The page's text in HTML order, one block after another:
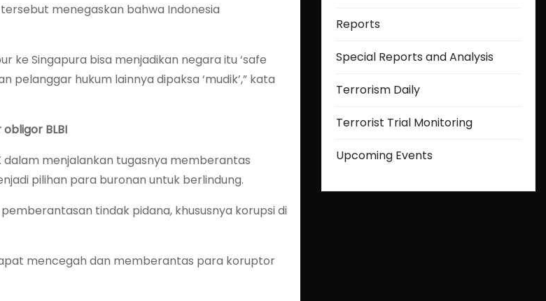
menegaskan bahwa Indonesia
ke Singapura bisa menjadikan negara itu ‘safe
pelanggar hukum lainnya dipaksa ‘mudik’,” kata
BLBI
menjalankan tugasnya memberantas
pilihan para buronan untuk berlindung.
tindak pidana, khususnya korupsi di
mencegah dan memberantas para koruptor
Reports
Special Reports and Analysis
Terrorism Daily
Terrorist Trial Monitoring
Upcoming Events